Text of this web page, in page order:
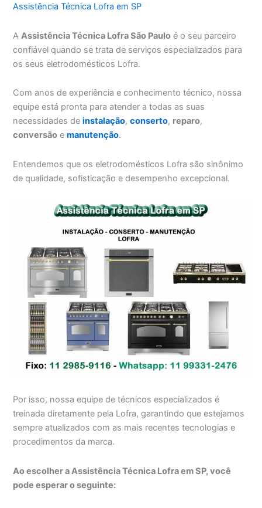
Assistência Técnica Lofra em SP
AAssistência Técnica Lofra São Paulo é o seu parceiro
confiável quando se trata de serviços especializados para
os seus eletrodomésticos Lofra.
Com anos de experiência e conhecimento técnico, nossa
equipe está pronta para atender a todas as suas
necessidades deinstalação,conserto, reparo,
conversão emanutenção.
Entendemos que os eletrodomésticos Lofra são sinônimo
de qualidade, sofisticação e desempenho excepcional.
Por isso, nossa equipe de técnicos especializados é
treinada diretamente pela Lofra, garantindo que estejamos
sempre atualizados com as mais recentes tecnologias e
procedimentos da marca.
Ao escolher a Assistência Técnica Lofra em SP, você
pode esperar o seguinte: